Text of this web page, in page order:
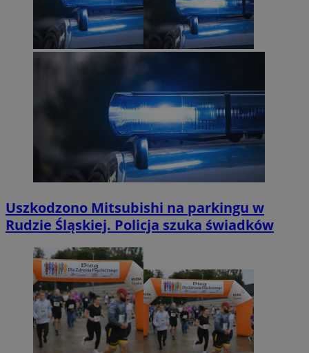
Uszkodzono Mitsubishi na parkingu w
Rudzie Śląskiej. Policja szuka świadków